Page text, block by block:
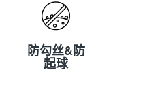
防勾丝&防
起球
防勾丝&防
起球